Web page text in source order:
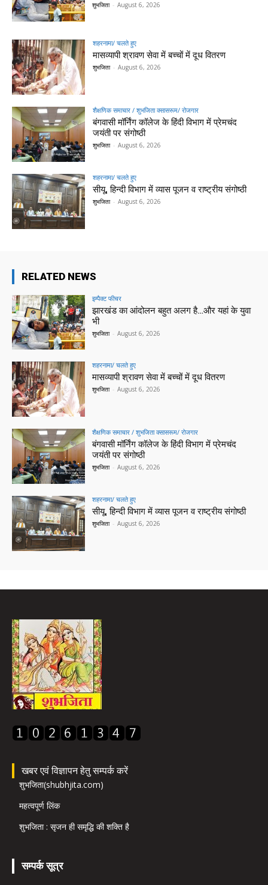
शुभजिता - August 6, 2026
शहरनामा/ चलते हुए
मासव्यापी श्रावण सेवा में बच्चों में दूध वितरण
शुभजिता - August 6, 2026
शैक्षणिक समाचार / शुभजिता क्सासरूम/ रोजगार
बंगवासी मॉर्निंग कॉलेज के हिंदी विभाग में प्रेमचंद
जयंती पर संगोष्ठी
शुभजिता - August 6, 2026
शहरनामा/ चलते हुए
सीयू, हिन्दी विभाग में व्यास पूजन व राष्ट्रीय संगोष्ठी
शुभजिता - August 6, 2026
RELATED NEWS
इम्पैक्ट फीचर
झारखंड का आंदोलन बहुत अलग है…और यहां के युवा
भी
शुभजिता - August 6, 2026
शहरनामा/ चलते हुए
मासव्यापी श्रावण सेवा में बच्चों में दूध वितरण
शुभजिता - August 6, 2026
शैक्षणिक समाचार / शुभजिता क्सासरूम/ रोजगार
बंगवासी मॉर्निंग कॉलेज के हिंदी विभाग में प्रेमचंद
जयंती पर संगोष्ठी
शुभजिता - August 6, 2026
शहरनामा/ चलते हुए
सीयू, हिन्दी विभाग में व्यास पूजन व राष्ट्रीय संगोष्ठी
शुभजिता - August 6, 2026
खबर एवं विज्ञापन हेतु सम्पर्क करें
शुभजिता(shubhjita.com)
महत्वपूर्ण लिंक
शुभजिता : सृजन ही समृद्धि की शक्ति है
सम्पर्क सूत्र